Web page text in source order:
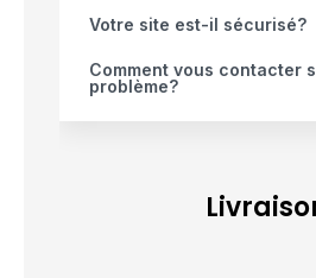
Votre site est-il sécurisé?
Comment vous contacter
problème?